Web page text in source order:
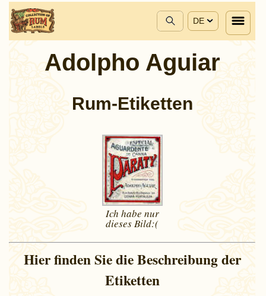
DE
Adolpho Aguiar
Rum-Etiketten
Ich habe nur
diesesBild:(
Hier finden Sie die Beschreibung der
Etiketten